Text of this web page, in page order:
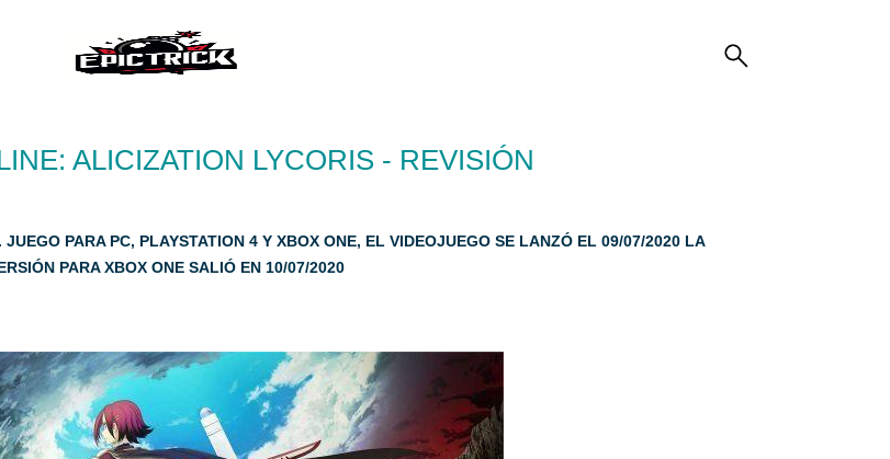
ALICIZATION LYCORIS - REVISIÓN
PARA PC, PLAYSTATION 4 Y XBOX ONE, EL VIDEOJUEGO SE LANZÓ EL 09/07/2020 LA
PARA XBOX ONE SALIÓ EN 10/07/2020